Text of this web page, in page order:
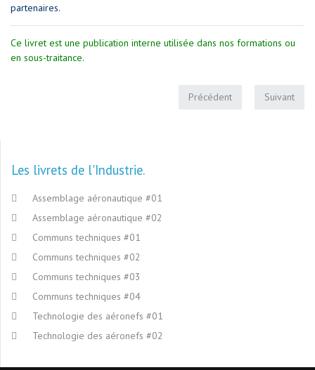
partenaires.
Ce livret est une publication interne utilisée dans nos formations ou
en sous-traitance.
Précédent Suivant
Les livrets de l'Industrie
Assemblage aéronautique #01
Assemblage aéronautique #02
Communs techniques #01
Communs techniques #02
Communs techniques #03
Communs techniques #04
Technologie des aéronefs #01
Technologie des aéronefs #02